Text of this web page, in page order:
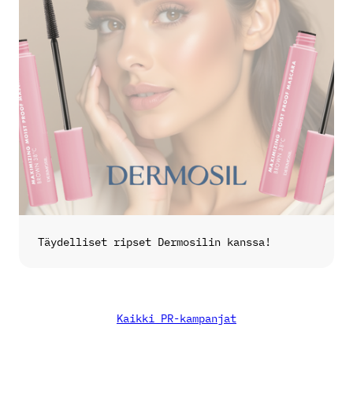
Täydelliset ripset Dermosilin kanssa!
Kaikki PR-kampanjat